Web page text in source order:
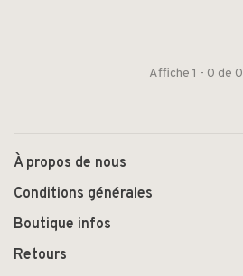
Affiche 1 - 0 de 0
À propos de nous
Conditions générales
Boutique infos
Retours